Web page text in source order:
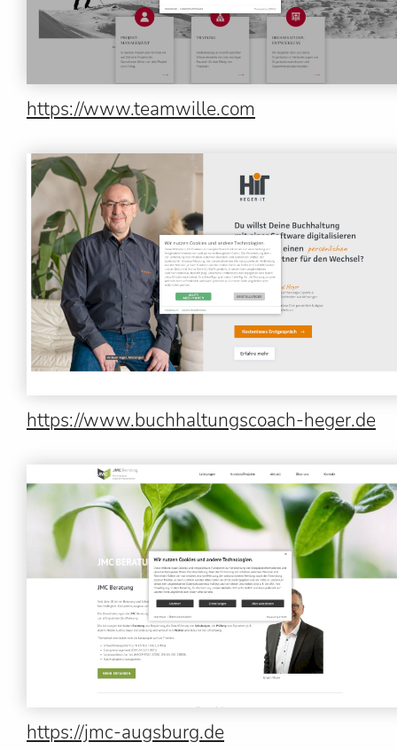
https://www.teamwille.com
https://www.buchhaltungscoach-heger.de
https://jmc-augsburg.de